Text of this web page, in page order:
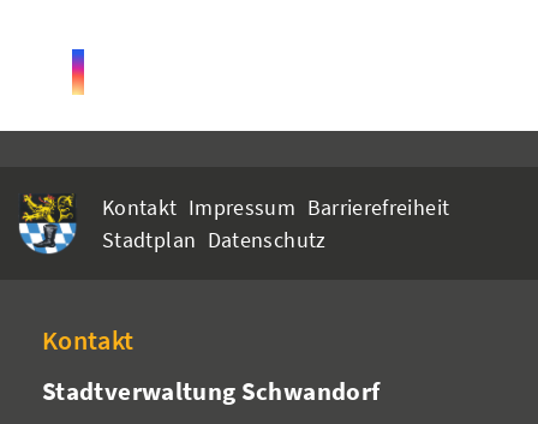
Kontakt Impressum Barrierefreiheit
Stadtplan Datenschutz
Kontakt
Stadtverwaltung Schwandorf